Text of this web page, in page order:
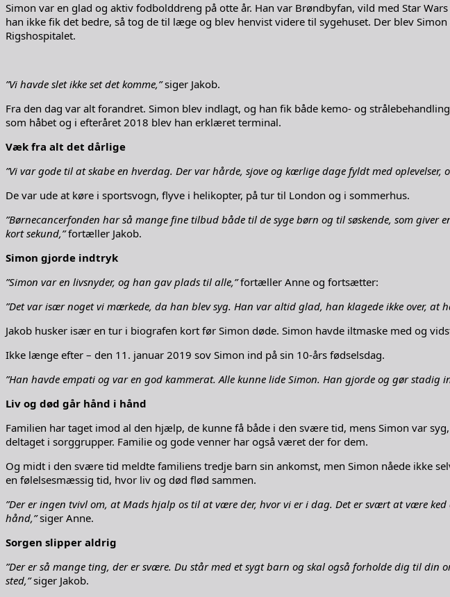
Simon var en glad og aktiv fodbolddreng på otte år. Han var Brøndbyfan, vild med Star
han ikke fik det bedre, så tog de til læge og blev henvist videre til sygehuset. Der blev
Rigshospitalet.
”Vi havde slet ikke set det komme,”siger Jakob.
Fra den dag var alt forandret. Simon blev indlagt, og han fik både kemo- og
som håbet og i efteråret 2018 blev han erklæret terminal.
Væk fra alt det dårlige
”Vi var gode til at skabe en hverdag. Der var hårde, sjove og kærlige dage fyldt med
De var ude at køre i sportsvogn, flyve i helikopter, på tur til London og i sommerhus.
”Børnecancerfonden har så mange fine tilbud både til de syge børn og til søskende, som
kort sekund,”fortæller Jakob.
Simon gjorde indtryk
”Simon var en livsnyder, og han gav plads til alle,”fortæller Anne og fortsætter:
”Det var især noget vi mærkede, da han blev syg. Han var altid glad, han klagede ikke over, at
Jakob husker især en tur i biografen kort før Simon døde. Simon havde iltmaske med og
Ikke længe efter – den 11. januar 2019 sov Simon ind på sin 10-års fødselsdag.
”Han havde empati og var en god kammerat. Alle kunne lide Simon. Han gjorde og gør stadig
Liv og død går hånd i hånd
Familien har taget imod al den hjælp, de kunne få både i den svære tid, mens Simon var
deltaget i sorggrupper. Familie og gode venner har også været der for dem.
Og midt i den svære tid meldte familiens tredje barn sin ankomst, men Simon nåede ikke
en følelsesmæssig tid, hvor liv og død flød sammen.
”Der er ingen tvivl om, at Mads hjalp os til at være der, hvor vi er i dag. Det er svært at være
hånd,”siger Anne.
Sorgen slipper aldrig
”Der er så mange ting, der er svære. Du står med et sygt barn og skal også forholde dig til
sted,”siger Jakob.